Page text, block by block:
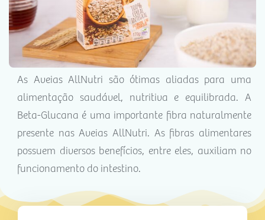
As Aveias AllNutri são ótimas aliadas para uma
alimentação saudável, nutritiva e equilibrada. A
Beta-Glucana é uma importante fibra naturalmente
presente nas Aveias AllNutri. As fibras alimentares
possuem diversos benefícios, entre eles, auxiliam no
funcionamento do intestino.